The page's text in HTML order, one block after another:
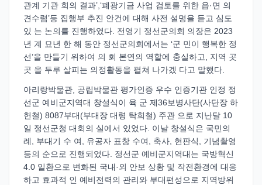
관계 기관 회의 결과’,‘폐광기금 사업 검토를 위한 읍·면 의
견수렴’등 집행부 추진 안건에 대해 사전 설명을 듣고 심도
있 는 논의를 진행하였다. 전영기 정선군의회 의장은 2023
년 계 묘년 한 해 동안 정선군의회에서는 ‘군 민이 행복한 정
선’을 만들기 위하여 의 회 본연의 역할에 충실하고, 지역 곳
곳 을 두루 살피는 의정활동을 펼쳐 나가겠 다고 말했다.
아리랑박물관, 공립박물관 평가인증 우수 인증기관 인정 정
선군 예비군지역대 창설식이 육 군 제36보병사단(사단장 하
헌철) 8087부대(부대장 대령 탁희철) 주관 으로 지난달 10
일 정선군청 대회의 실에서 있었다. 이날 창설식은 국민의
례, 부대기 수 여, 유공자 표창 수여, 축사, 현판식, 기념촬영
등의 순으로 진행되었다. 정선군 예비군지역대는 국방혁신
4.0 일환으로 변화된 국내·외 안보 상황 및 작전환경에 대응
하고 효과적 인 예비전력의 관리와 부대편성으로 지역방위